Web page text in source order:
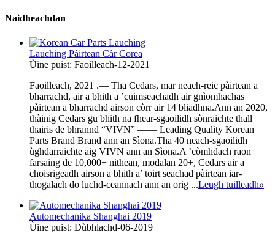
Naidheachdan
Lauching Pàirtean Càr Corea
Ùine puist: Faoilleach-12-2021
Faoilleach, 2021 .— Tha Cedars, mar neach-reic pàirtean a
bharrachd, air a bhith a ’cuimseachadh air gnìomhachas
pàirtean a bharrachd airson còrr air 14 bliadhna.Ann an 2020,
thàinig Cedars gu bhith na fhear-sgaoilidh sònraichte thall
thairis de bhrannd “VIVN” —— Leading Quality Korean
Parts Brand Brand ann an Sìona.Tha 40 neach-sgaoilidh
ùghdarraichte aig VIVN ann an Sìona.A ’còmhdach raon
farsaing de 10,000+ nithean, modalan 20+, Cedars air a
choisrigeadh airson a bhith a’ toirt seachad pàirtean iar-
thogalach do luchd-ceannach ann an orig ...Leugh tuilleadh»
Automechanika Shanghai 2019
Ùine puist: Dùbhlachd-06-2019